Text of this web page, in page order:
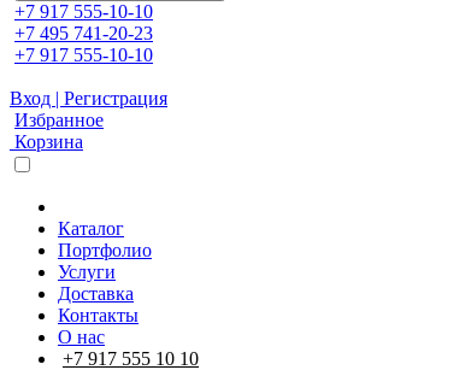
+7 917 555-10-10
+7 495 741-20-23
+7 917 555-10-10
Вход | Регистрация
Избранное
Корзина
Каталог
Портфолио
Услуги
Доставка
Контакты
О нас
+7 917 555 10 10